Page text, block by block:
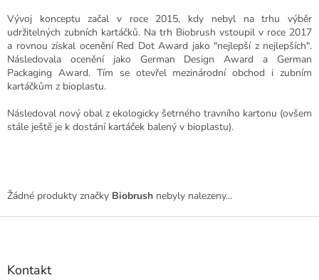
Vývoj konceptu začal v roce 2015, kdy nebyl na trhu výběr
udržitelných zubních kartáčků. Na trh Biobrush vstoupil v roce 2017
a rovnou získal ocenění Red Dot Award jako "nejlepší z nejlepších".
Následovala ocenění jako German Design Award a German
Packaging Award. Tím se otevřel mezinárodní obchod i zubním
kartáčkům z bioplastu.
Následoval nový obal z ekologicky šetrného travního kartonu (ovšem
stále ještě je k dostání kartáček balený v bioplastu).
Žádné produkty značky Biobrush nebyly nalezeny...
Z
Kontakt